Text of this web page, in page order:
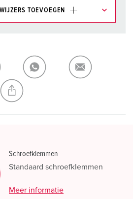
TOEVOEGEN
TOEVOEGEN
LIJST MAKEN
Schroefklemmen
Standaard schroefklemmen
Meer informatie